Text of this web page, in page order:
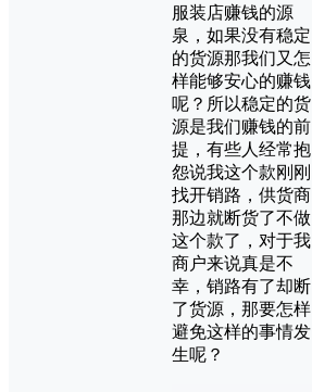
服装店赚钱的源
泉，如果没有稳定
的货源那我们又怎
样能够安心的赚钱
呢？所以稳定的货
源是我们赚钱的前
提，有些人经常抱
怨说我这个款刚刚
找开销路，供货商
那边就断货了不做
这个款了，对于我
商户来说真是不
幸，销路有了却断
了货源，那要怎样
避免这样的事情发
生呢？